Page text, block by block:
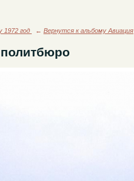
1972 год ← Вернутся к альбому Авиация